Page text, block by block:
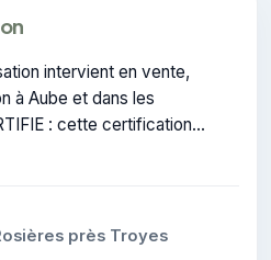
intervient en vente,
à Aube et dans les
: cette certification
près Troyes